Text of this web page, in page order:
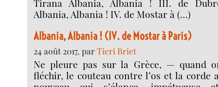
Tirana Albania, Albania ! III. de
Albania, Albania ! IV. de Mostar à (…)
Albania, Albania ! (IV. de Mostar à Paris)
24 août 2017, parTieri Briet
Ne pleure pas sur la Grèce, — quand
fléchir, le couteau contre l’os et la corde